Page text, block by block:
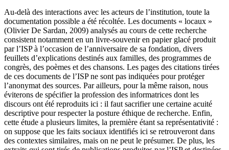
Au-delà des interactions avec les acteurs de l’institution, toute la
documentation possible a été récoltée. Les documents « locaux »
(Olivier De Sardan, 2009) analysés au cours de cette recherche
consistent notamment en un livre-souvenir en papier glacé produit
par l’ISP à l’occasion de l’anniversaire de sa fondation, divers
feuillets d’explications destinés aux familles, des programmes de
congrès, des poèmes et des chansons. Les pages des citations tirées
de ces documents de l’ISP ne sont pas indiquées pour protéger
l’anonymat des sources. Par ailleurs, pour la même raison, nous
éviterons de spécifier la profession des informatrices dont les
discours ont été reproduits ici : il faut sacrifier une certaine acuité
descriptive pour respecter la posture éthique de recherche. Enfin,
cette étude a plusieurs limites, la première étant sa représentativité :
on suppose que les faits sociaux identifiés ici se retrouveront dans
des contextes similaires, mais on ne peut le présumer. De plus, les